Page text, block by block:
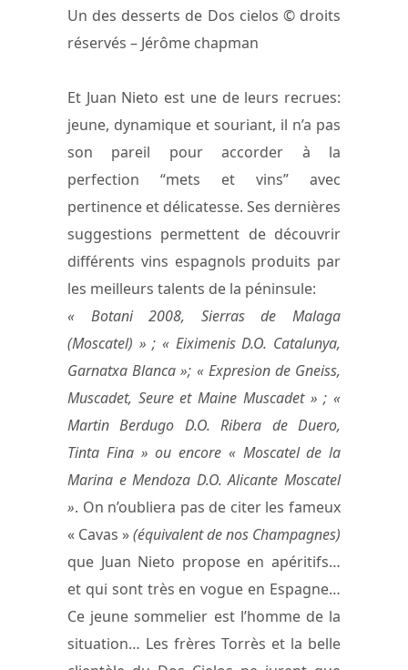
Un des desserts de Dos cielos © droits
réservés – Jérôme chapman
Et Juan Nieto est une de leurs recrues:
jeune, dynamique et souriant, il n’a pas
son pareil pour accorder à la
perfection “mets et vins” avec
pertinence et délicatesse. Ses dernières
suggestions permettent de découvrir
différents vins espagnols produits par
les meilleurs talents de la péninsule:
« Botani 2008, Sierras de Malaga
(Moscatel) » ; « Eiximenis D.O. Catalunya,
Garnatxa Blanca »; « Expresion de Gneiss,
Muscadet, Seure et Maine Muscadet » ; «
Martin Berdugo D.O. Ribera de Duero,
Tinta Fina » ou encore « Moscatel de la
Marina e Mendoza D.O. Alicante Moscatel
». On n’oubliera pas de citer les fameux
« Cavas »(équivalent de nos Champagnes)
que Juan Nieto propose en apéritifs…
et qui sont très en vogue en Espagne…
Ce jeune sommelier est l’homme de la
situation… Les frères Torrès et la belle